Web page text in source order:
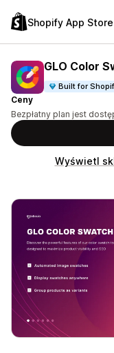
Shopify App Store
GLO Color
Built for
Ceny
Bezpłatny plan jest
Wyświetl